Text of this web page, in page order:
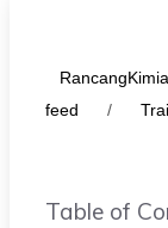
feed
/
Table of